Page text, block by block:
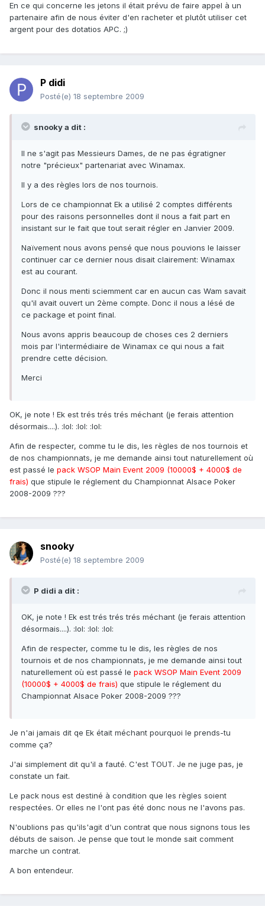
En ce qui concerne les jetons il était prévu de faire appel à un
partenaire afin de nous éviter d'en racheter et plutôt utiliser cet
argent pour des dotatios APC. ;)
P didi
Posté(e) 18 septembre 2009
snooky a dit :
Il ne s'agit pas Messieurs Dames, de ne pas égratigner
notre "précieux" partenariat avec Winamax.
Il y a des règles lors de nos tournois.
Lors de ce championnat Ek a utilisé 2 comptes différents
pour des raisons personnelles dont il nous a fait part en
insistant sur le fait que tout serait régler en Janvier 2009.
Naïvement nous avons pensé que nous pouvions le laisser
continuer car ce dernier nous disait clairement: Winamax
est au courant.
Donc il nous menti sciemment car en aucun cas Wam savait
qu'il avait ouvert un 2ème compte. Donc il nous a lésé de
ce package et point final.
Nous avons appris beaucoup de choses ces 2 derniers
mois par l'intermédiaire de Winamax ce qui nous a fait
prendre cette décision.
Merci
OK, je note ! Ek est trés trés trés méchant (je ferais attention
désormais....). :lol: :lol: :lol:
Afin de respecter, comme tu le dis, les règles de nos tournois et
de nos championnats, je me demande ainsi tout naturellement où
est passé le pack WSOP Main Event 2009 (10000$ + 4000$ de
frais) que stipule le réglement du Championnat Alsace Poker
2008-2009 ???
snooky
Posté(e) 18 septembre 2009
P didi a dit :
OK, je note ! Ek est trés trés trés méchant (je ferais attention
désormais....). :lol: :lol: :lol:
Afin de respecter, comme tu le dis, les règles de nos
tournois et de nos championnats, je me demande ainsi tout
naturellement où est passé le pack WSOP Main Event 2009
(10000$ + 4000$ de frais) que stipule le réglement du
Championnat Alsace Poker 2008-2009 ???
Je n'ai jamais dit qe Ek était méchant pourquoi le prends-tu
comme ça?
J'ai simplement dit qu'il a fauté. C'est TOUT. Je ne juge pas, je
constate un fait.
Le pack nous est destiné à condition que les règles soient
respectées. Or elles ne l'ont pas été donc nous ne l'avons pas.
N'oublions pas qu'ils'agit d'un contrat que nous signons tous les
débuts de saison. Je pense que tout le monde sait comment
marche un contrat.
A bon entendeur.